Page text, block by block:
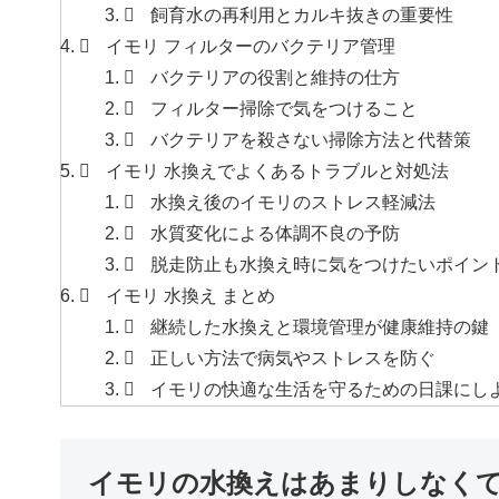
飼育水の再利用とカルキ抜きの重要性
イモリ フィルターのバクテリア管理
バクテリアの役割と維持の仕方
フィルター掃除で気をつけること
バクテリアを殺さない掃除方法と代替策
イモリ 水換えでよくあるトラブルと対処法
水換え後のイモリのストレス軽減法
水質変化による体調不良の予防
脱走防止も水換え時に気をつけたいポイン
イモリ 水換え まとめ
継続した水換えと環境管理が健康維持の鍵
正しい方法で病気やストレスを防ぐ
イモリの快適な生活を守るための日課にし
イモリの水換えはあまりしなく